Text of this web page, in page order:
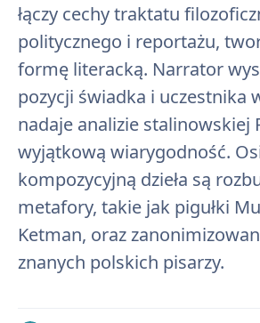
łączy cechy traktatu
politycznego i reportażu,
formę literacką. Narrator
pozycji świadka i uczestnika
nadaje analizie stalinowskiej
wyjątkową wiarygodność.
kompozycyjną dzieła są
metafory, takie jak pigułki
Ketman, oraz
znanych polskich pisarzy.